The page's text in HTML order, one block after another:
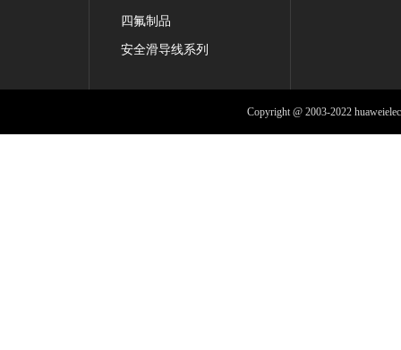
四氟制品
安全滑导线系列
Copyright @ 2003-2022